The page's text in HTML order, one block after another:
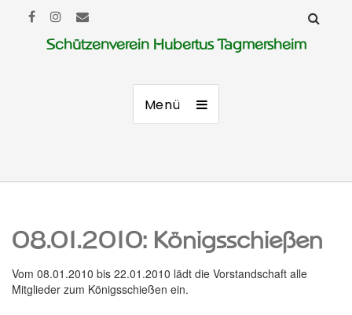
Schützenverein Hubertus Tagmersheim
Menü
08.01.2010: Königsschießen
Vom 08.01.2010 bis 22.01.2010 lädt die Vorstandschaft alle
Mitglieder zum Königsschießen ein.